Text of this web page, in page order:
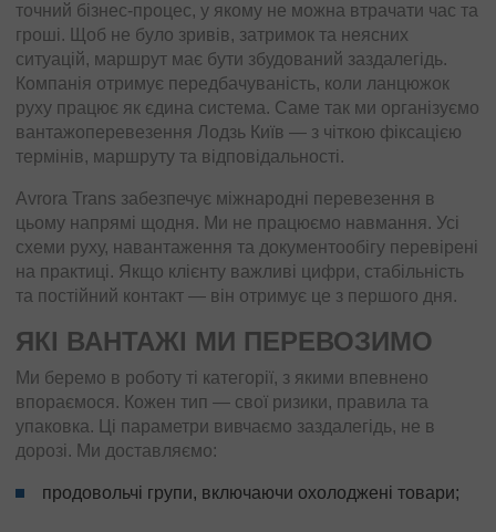
точний бізнес-процес, у якому не можна втрачати час та
гроші. Щоб не було зривів, затримок та неясних
ситуацій, маршрут має бути збудований заздалегідь.
Компанія отримує передбачуваність, коли ланцюжок
руху працює як єдина система. Саме так ми організуємо
вантажоперевезення Лодзь Київ — з чіткою фіксацією
термінів, маршруту та відповідальності.
Avrora Trans забезпечує міжнародні перевезення в
цьому напрямі щодня. Ми не працюємо навмання. Усі
схеми руху, навантаження та документообігу перевірені
на практиці. Якщо клієнту важливі цифри, стабільність
та постійний контакт — він отримує це з першого дня.
ЯКІ ВАНТАЖІ МИ ПЕРЕВОЗИМО
Ми беремо в роботу ті категорії, з якими впевнено
впораємося. Кожен тип — свої ризики, правила та
упаковка. Ці параметри вивчаємо заздалегідь, не в
дорозі. Ми доставляємо:
продовольчі групи, включаючи охолоджені товари;